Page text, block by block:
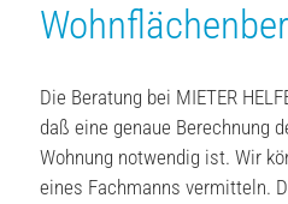
Die Beratung bei MIETER
daß eine genaue Berechnung
Wohnung notwendig ist. Wir
eines Fachmanns vermitteln.